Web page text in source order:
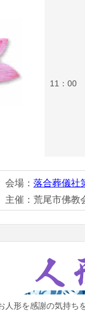
11：00
会場： 落合葬儀社
主催：荒尾市佛教
人形を感謝の気持